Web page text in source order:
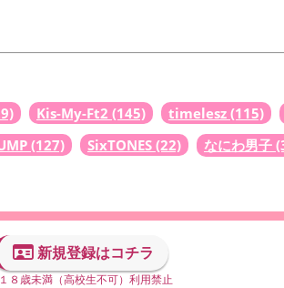
Kis-My-Ft2 (145) timelesz (115)
(127) SixTONES (22) なにわ男子
新規登録はコチラ
８歳未満（高校生不可）利用禁止